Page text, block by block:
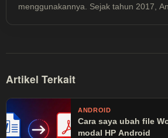
menggunakannya. Sejak tahun 2017,
Artikel Terkait
ANDROID
Cara saya ubah file
modal HP Android